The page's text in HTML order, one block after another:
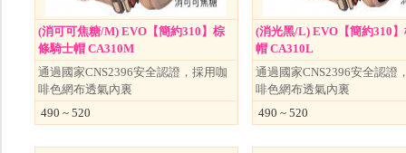
(消可可焦糖/M) EVO【簡約310】棕
條騎士帽 CA310M
通過國家CNS2396安全認證，採用咖
啡色網布透氣內裏
490 ~ 520
(消光黑/L) EVO【簡約310
帽 CA310L
通過國家CNS2396安全認證
啡色網布透氣內裏
490 ~ 520